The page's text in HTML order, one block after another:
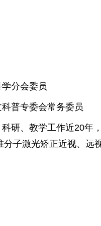
分会委员
普专委会常务委员
研、教学工作近20年
子激光矫正近视、远